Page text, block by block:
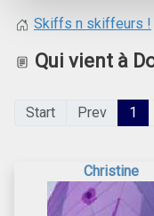
Skiffs n skiffeurs !
Qui vient à
Start Prev 1
Christine